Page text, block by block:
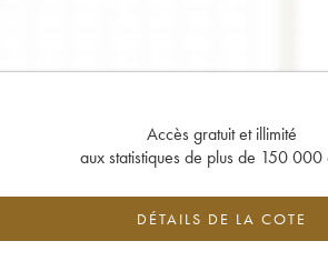
Accès gratuit et illimité
aux statistiques de plus de 150 000
DÉTAILS DE LA COTE